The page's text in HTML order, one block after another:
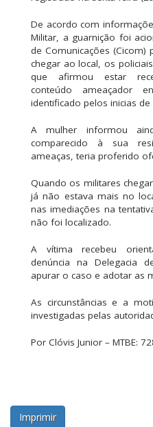
De acordo com
Militar, a guarnição foi
de Comunicações (Cicom)
chegar ao local, os
que afirmou estar
conteúdo ameaçador
identificado pelos inicias de
A mulher informou
comparecido à sua
ameaças, teria proferido
Quando os militares
já não estava mais no
nas imediações na
não foi localizado.
A vítima recebeu
denúncia na Delegacia
apurar o caso e adotar as
As circunstâncias e a
investigadas pelas
Por Clóvis Junior – MTBE:
Imprimir